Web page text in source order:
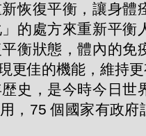
恢復平衡，讓身體
的處方來重新平衡
衡狀態，體內的免
更佳的機能，維持
史，是今時今日世
，75 個國家有政府